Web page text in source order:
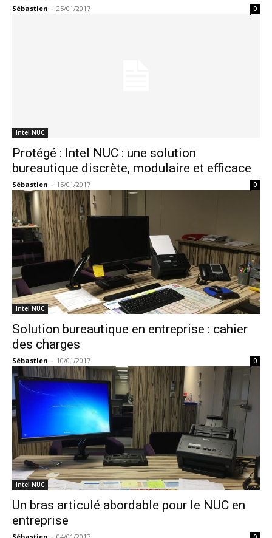
Sébastien - 25/01/2017 0
Intel NUC
Protégé : Intel NUC : une solution
bureautique discrète, modulaire et efficace
Sébastien - 15/01/2017 0
Intel NUC
Solution bureautique en entreprise : cahier
des charges
Sébastien - 10/01/2017 0
Intel NUC
Un bras articulé abordable pour le NUC en
entreprise